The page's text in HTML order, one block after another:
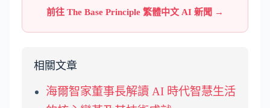
前往 The Base Principle 繁體中文 AI 新聞 →
相關文章
海爾智家董事長解讀 AI 時代智慧生活